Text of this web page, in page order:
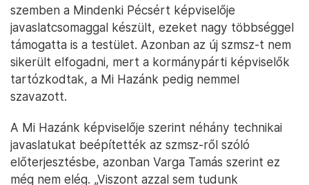
szemben a Mindenki Pécsért képviselője
javaslatcsomaggal készült, ezeket nagy többséggel
támogatta is a testület. Azonban az új szmsz-t nem
sikerült elfogadni, mert a kormánypárti képviselők
tartózkodtak, a Mi Hazánk pedig nemmel
szavazott.
A Mi Hazánk képviselője szerint néhány technikai
javaslatukat beépítették az szmsz-ről szóló
előterjesztésbe, azonban Varga Tamás szerint ez
még nem elég. „Viszont azzal sem tudunk